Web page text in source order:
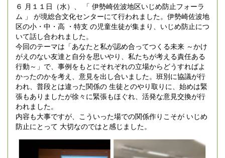
６ 月１１日（水）、 「 伊勢崎佐波地区いじめ防止フォーラ
ム 」 が境総合文化センターにて行われました。伊勢崎佐波地
区の小・中・高 ・特支 の児童生徒が集まり、いじめ防止につ
いて話し合われました。
今回のテーマは「あなたと私が認め合ってつくる未来 ～かけ
がえのない友達と自分を思いやり、私たちが考える責任ある
行動～」で、事例をもとにそれぞれの立場からどうすればよ
かったのかを考え、意見を出し合いました。班別に協議が行
われ、普段とは違った関係の 生徒とのやり取りに、始めは緊
張もありましたが徐々に緊張もほぐれ、活発な意見交換が行
われました。
内容も大事ですが、こういった場での関係作りこそが いじめ
防止にとって 大切なのではと感じました。